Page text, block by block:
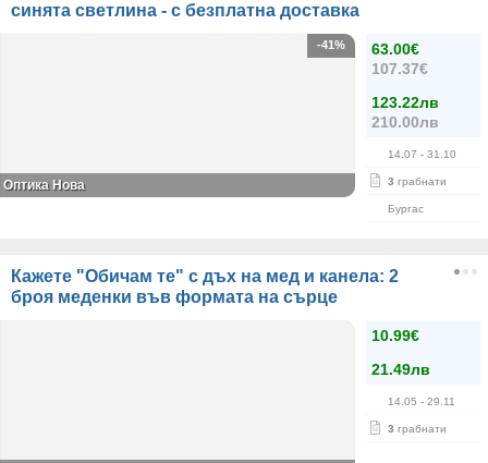
синята светлина - с безплатна доставка
63.00€
107.37€
123.22лв
210.00лв
14.07 - 31.10
3 грабнати
Бургас
-41%
Оптика Нова
Кажете "Обичам те" с дъх на мед и канела: 2
броя меденки във формата на сърце
10.99€
21.49лв
14.05 - 29.11
3 грабнати